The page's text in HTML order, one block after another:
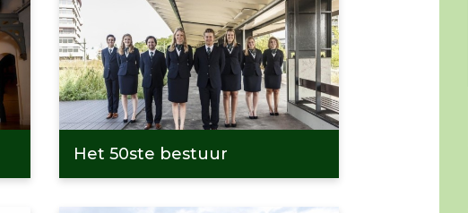
Het 50ste bestuur